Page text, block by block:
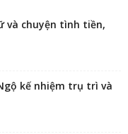
và chuyện tình tiền,
kế nhiệm trụ trì và